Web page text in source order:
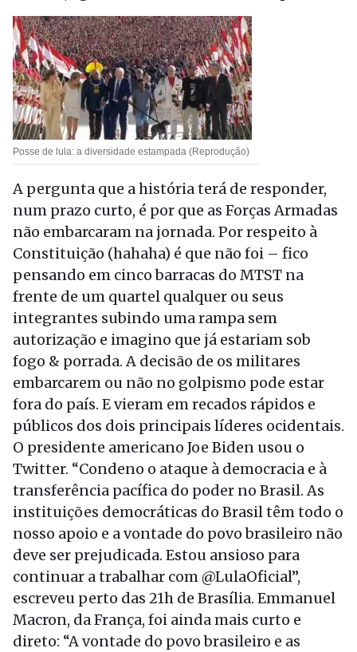
Posse de lula: a diversidade estampada (Reprodução)
A pergunta que a história terá de responder,
num prazo curto, é por que as Forças Armadas
não embarcaram na jornada. Por respeito à
Constituição (hahaha) é que não foi – fico
pensando em cinco barracas do MTST na
frente de um quartel qualquer ou seus
integrantes subindo uma rampa sem
autorização e imagino que já estariam sob
fogo & porrada. A decisão de os militares
embarcarem ou não no golpismo pode estar
fora do país. E vieram em recados rápidos e
públicos dos dois principais líderes ocidentais.
O presidente americano Joe Biden usou o
Twitter. “Condeno o ataque à democracia e à
transferência pacífica do poder no Brasil. As
instituições democráticas do Brasil têm todo o
nosso apoio e a vontade do povo brasileiro não
deve ser prejudicada. Estou ansioso para
continuar a trabalhar com @LulaOficial”,
escreveu perto das 21h de Brasília. Emmanuel
Macron, da França, foi ainda mais curto e
direto: “A vontade do povo brasileiro e as